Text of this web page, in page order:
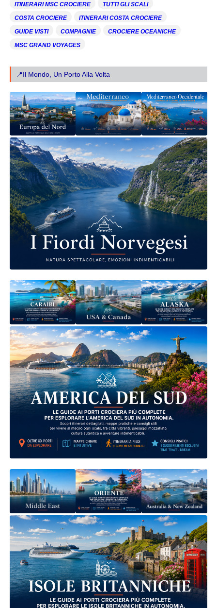
ITINERARI MSC CROCIERE
TUTTI GLI SCALI
COSTA CROCIERE
ITINERARI COSTA CROCIERE
GUIDE VISTI
COMPAGNIE
CROCIERE OCEANICHE
MSC GRAND VOYAGES
📍Il Mondo, Un Porto Alla Volta